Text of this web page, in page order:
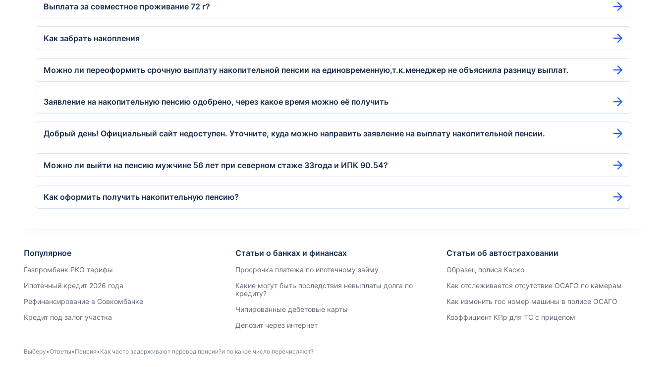
Выплата за совместное проживание 72 г?
Как забрать накопления
Можно ли переоформить срочную выплату накопительной пенсии на единовременную,т.к.менеджер не объяснила разницу выплат.
Заявление на накопительную пенсию одобрено, через какое время можно её получить
Добрый день! Официальный сайт недоступен. Уточните, куда можно направить заявление на выплату накопительной пенсии.
Можно ли выйти на пенсию мужчине 56 лет при северном стаже 33года и ИПК 90.54?
Как оформить получить накопительную пенсию?
Популярное
Газпромбанк РКО тарифы
Ипотечный кредит 2026 года
Рефинансирование в Совкомбанке
Кредит под залог участка
Статьи о банках и финансах
Просрочка платежа по ипотечному займу
Какие могут быть последствия невыплаты долга по
кредиту?
Чипированные дебетовые карты
Депозит через интернет
Статьи об автостраховании
Образец полиса Каско
Как отслеживается отсутствие ОСАГО по камерам
Как изменить гос номер машины в полисе ОСАГО
Коэффициент КПр для ТС с прицепом
Выберу Ответы Пенсия Как часто задерживают перевод пенсии?и по какое число перечисляют?